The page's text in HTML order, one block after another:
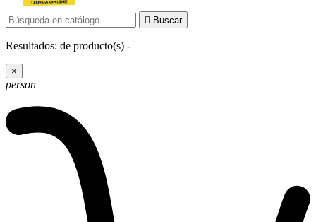
 Buscar
Resultados: de producto(s) -
×
person